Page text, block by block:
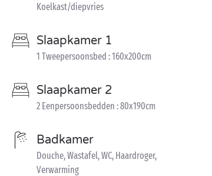
Koelkast/diepvries
Slaapkamer 1
1 Tweepersoonsbed : 160x200cm
Slaapkamer 2
2 Eenpersoonsbedden : 80x190cm
Badkamer
Douche, Wastafel, WC, Haardroger,
Verwarming